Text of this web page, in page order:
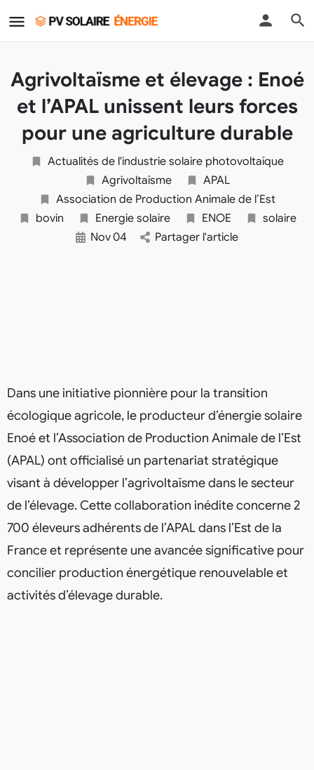
Agrivoltaïsme et élevage : Enoé
et l’APAL unissent leurs forces
pour une agriculture durable
Actualités de l'industrie solaire photovoltaïque
Agrivoltaïsme
APAL
Association de Production Animale de l’Est
bovin
Energie solaire ENOE
solaire
Nov04 Partager l'article
Dans une initiative pionnière pour la transition
écologique agricole, le producteur d’énergie solaire
Enoé et l’Association de Production Animale de l’Est
(APAL) ont officialisé un partenariat stratégique
visant à développer l’agrivoltaïsme dans le secteur
de l’élevage. Cette collaboration inédite concerne 2
700 éleveurs adhérents de l’APAL dans l’Est de la
France et représente une avancée significative pour
concilier production énergétique renouvelable et
activités d’élevage durable.